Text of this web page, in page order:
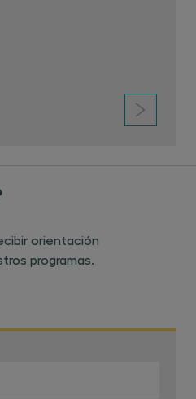
orientación
programas.